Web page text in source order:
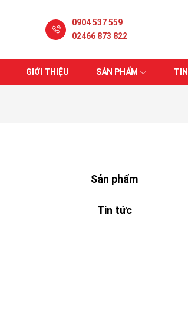
0904 537 559
02466 873 822
GIỚI THIỆU SẢN PHẨM
Sản phẩm
Tin tức